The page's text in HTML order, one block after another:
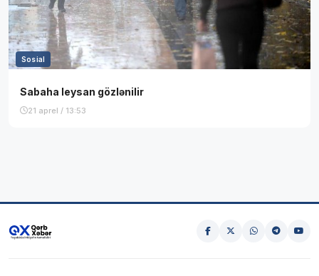
Sosial
Sabaha leysan gözlənilir
21 aprel / 13:53